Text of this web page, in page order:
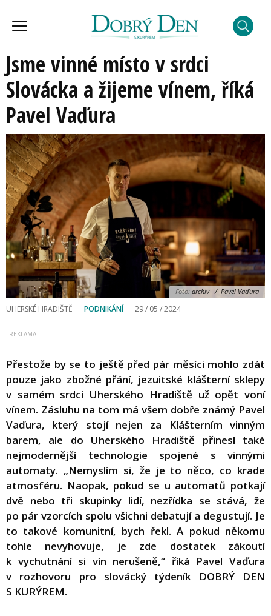
Jsme vinné místo v srdci
Slovácka a žijeme vínem, říká
Pavel Vaďura
Foto: archiv / Pavel Vaďura
UHERSKÉ HRADIŠTĚ PODNIKÁNÍ 29 / 05 / 2024
Přestože by se to ještě před pár měsíci mohlo zdát
pouze jako zbožné přání, jezuitské klášterní sklepy
v samém srdci Uherského Hradiště už opět voní
vínem. Zásluhu na tom má všem dobře známý Pavel
Vaďura, který stojí nejen za Klášterním vinným
barem, ale do Uherského Hradiště přinesl také
nejmodernější technologie spojené s vinnými
automaty. „Nemyslím si, že je to něco, co krade
atmosféru. Naopak, pokud se u automatů potkají
dvě nebo tři skupinky lidí, nezřídka se stává, že
po pár vzorcích spolu všichni debatují a degustují. Je
to takové komunitní, bych řekl. A pokud někomu
tohle nevyhovuje, je zde dostatek zákoutí
k vychutnání si vín nerušeně,“ říká Pavel Vaďura
v rozhovoru pro slovácký týdeník DOBRÝ DEN
S KURÝREM.